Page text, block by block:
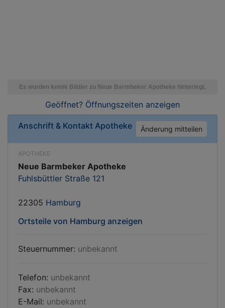
Geöffnet? Öffnungszeiten anzeigen
Anschrift & Kontakt Apotheke Änderung mitteilen
APOTHEKE
Neue Barmbeker Apotheke
Fuhlsbüttler Straße 121
22305 Hamburg
Ortsteile von Hamburg anzeigen
Steuernummer: unbekannt
Telefon: unbekannt
Fax: unbekannt
E-Mail: unbekannt